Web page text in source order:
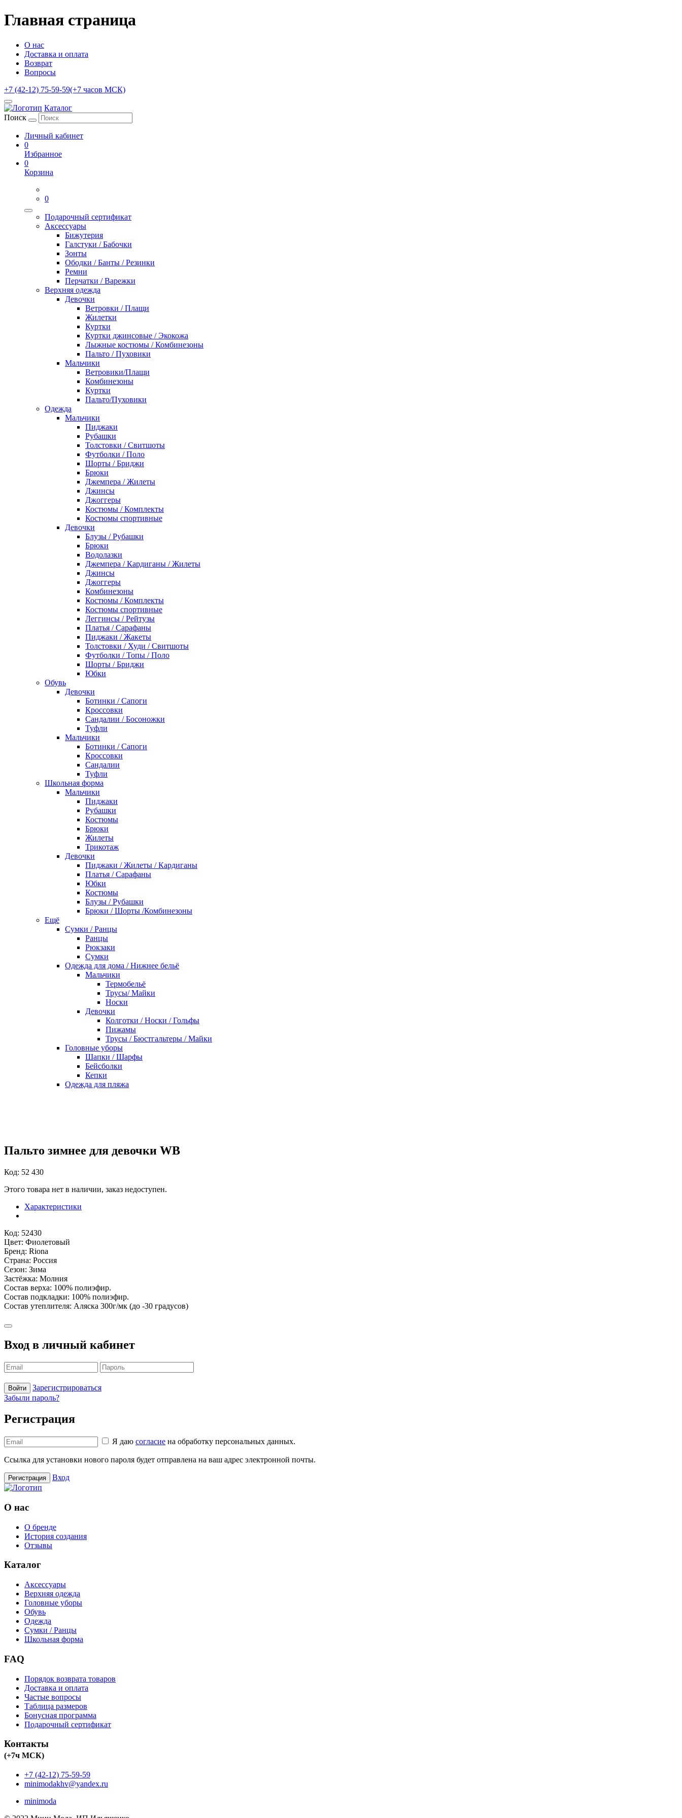
Главная страница
О нас
Доставка и оплата
Возврат
Вопросы
+7 (42-12) 75-59-59(+7 часов МСК)
Каталог
Поиск
Личный кабинет
0
Избранное
0
Корзина
0
Подарочный сертификат
Аксессуары
Бижутерия
Галстуки / Бабочки
Зонты
Ободки / Банты / Резинки
Ремни
Перчатки / Варежки
Верхняя одежда
Девочки
Ветровки / Плащи
Жилетки
Куртки
Куртки джинсовые / Экокожа
Лыжные костюмы / Комбинезоны
Пальто / Пуховики
Мальчики
Ветровики/Плащи
Комбинезоны
Куртки
Пальто/Пуховики
Одежда
Мальчики
Пиджаки
Рубашки
Толстовки / Свитшоты
Футболки / Поло
Шорты / Бриджи
Брюки
Джемпера / Жилеты
Джинсы
Джоггеры
Костюмы / Комплекты
Костюмы спортивные
Девочки
Блузы / Рубашки
Брюки
Водолазки
Джемпера / Кардиганы / Жилеты
Джинсы
Джоггеры
Комбинезоны
Костюмы / Комплекты
Костюмы спортивные
Леггинсы / Рейтузы
Платья / Сарафаны
Пиджаки / Жакеты
Толстовки / Худи / Свитшоты
Футболки / Топы / Поло
Шорты / Бриджи
Юбки
Обувь
Девочки
Ботинки / Сапоги
Кроссовки
Сандалии / Босоножки
Туфли
Мальчики
Ботинки / Сапоги
Кроссовки
Сандалии
Туфли
Школьная форма
Мальчики
Пиджаки
Рубашки
Костюмы
Брюки
Жилеты
Трикотаж
Девочки
Пиджаки / Жилеты / Кардиганы
Платья / Сарафаны
Юбки
Костюмы
Блузы / Рубашки
Брюки / Шорты /Комбинезоны
Ещё
Сумки / Ранцы
Ранцы
Рюкзаки
Сумки
Одежда для дома / Нижнее бельё
Мальчики
Термобельё
Трусы/ Майки
Носки
Девочки
Колготки / Носки / Гольфы
Пижамы
Трусы / Бюстгальтеры / Майки
Головные уборы
Шапки / Шарфы
Бейсболки
Кепки
Одежда для пляжа
Пальто зимнее для девочки WB
Код: 52 430
Этого товара нет в наличии, заказ недоступен.
Характеристики
Код: 52430
Цвет: Фиолетовый
Бренд: Riona
Страна: Россия
Сезон: Зима
Застёжка: Молния
Состав верха: 100% полиэфир.
Состав подкладки: 100% полиэфир.
Состав утеплителя: Аляска 300г/мк (до -30 градусов)
Вход в личный кабинет
Войти
Зарегистрироваться
Забыли пароль?
Регистрация
Я даю согласие на обработку персональных данных.
Ссылка для установки нового пароля будет отправлена ​​на ваш адрес электронной почты.
Регистрация Вход
О нас
О бренде
История создания
Отзывы
Каталог
Аксессуары
Верхняя одежда
Головные уборы
Обувь
Одежда
Сумки / Ранцы
Школьная форма
FAQ
Порядок возврата товаров
Доставка и оплата
Частые вопросы
Таблица размеров
Бонусная программа
Подарочный сертификат
Контакты
(+7ч МСК)
+7 (42-12) 75-59-59
minimodakhv@yandex.ru
minimoda